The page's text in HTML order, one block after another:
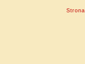
Strona